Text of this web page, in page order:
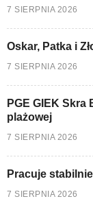
7 SIERPNIA 2026
Oskar, Patka i
7 SIERPNIA 2026
PGE GIEK
plażowej
7 SIERPNIA 2026
Pracuje
7 SIERPNIA 2026